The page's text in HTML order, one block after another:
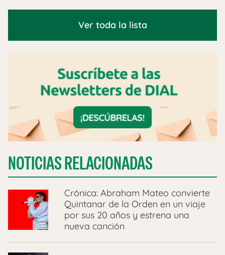
Ver toda la lista
NOTICIAS RELACIONADAS
Crónica: Abraham Mateo convierte
Quintanar de la Orden en un viaje
por sus 20 años y estrena una
nueva canción